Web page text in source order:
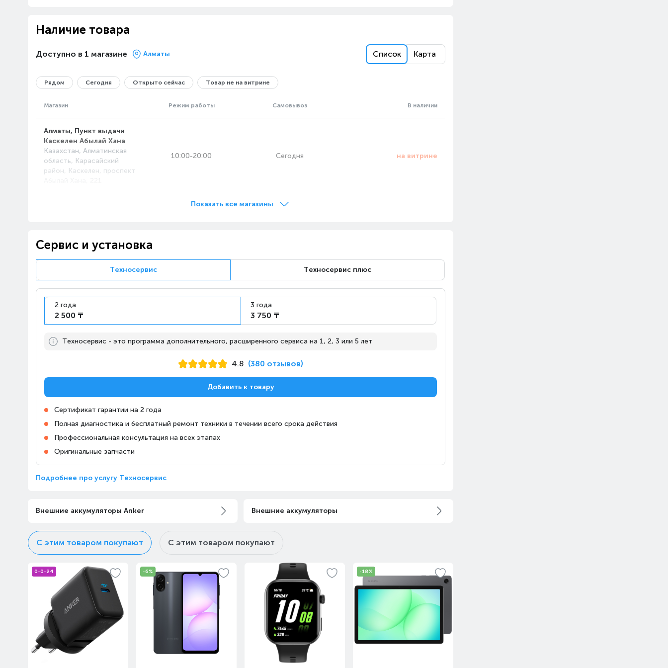
Наличие товара
Доступно в 1 магазине Алматы Список Карта
Рядом Сегодня Открыто сейчас Товар не на витрине
Магазин Режим работы Самовывоз В наличии
Алматы, Пункт выдачи
Каскелен Абылай Хана
Казахстан, Алматинская
область, Карасайский
район, Каскелен, проспект
10:00-20:00 Сегодня на витрине
Показать все магазины
Сервис и установка
Техносервис Техносервис плюс
2 года
2 500 ₸
3 года
3 750 ₸
Техносервис - это программа дополнительного, расширенного сервиса на 1, 2, 3 или 5 лет
4.8 (380 отзывов)
Добавить к товару
Сертификат гарантии на 2 года
Полная диагностика и бесплатный ремонт техники в течении всего срока действия
Профессиональная консультация на всех этапах
Оригинальные запчасти
Подробнее про услугу Техносервис
Внешние аккумуляторы Anker Внешние аккумуляторы
С этим товаром покупают С этим товаром покупают
0-0-24 -6% -18%